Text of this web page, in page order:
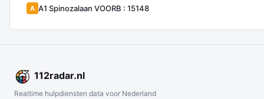
A A1 Spinozalaan VOORB : 15148
112radar.nl
Realtime hulpdiensten data voor Nederland